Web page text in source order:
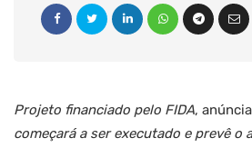
Projeto financiado pelo FIDA,
começará a ser executado e prevê o